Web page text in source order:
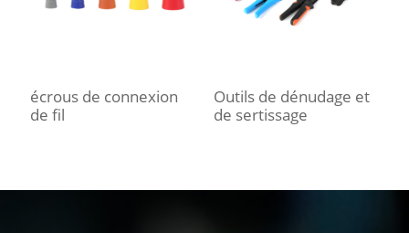
écrous de connexion
de fil
Outils de dénudage et
de sertissage